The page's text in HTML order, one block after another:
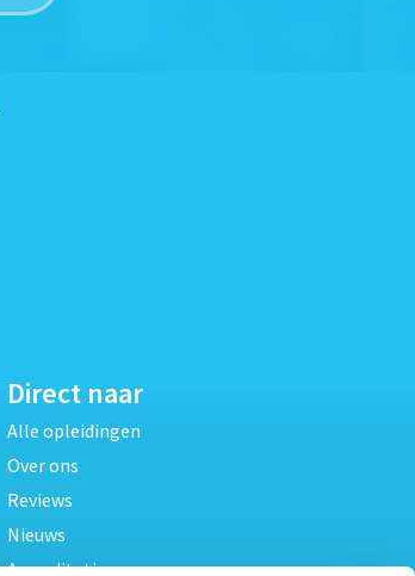
Direct naar
Alle opleidingen
Over ons
Reviews
Nieuws
Accreditaties